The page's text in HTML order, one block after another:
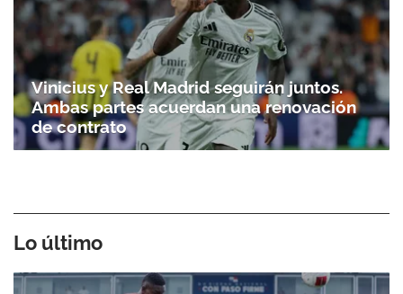
Vinicius y Real Madrid seguirán juntos.
Ambas partes acuerdan una renovación
de contrato
Lo último